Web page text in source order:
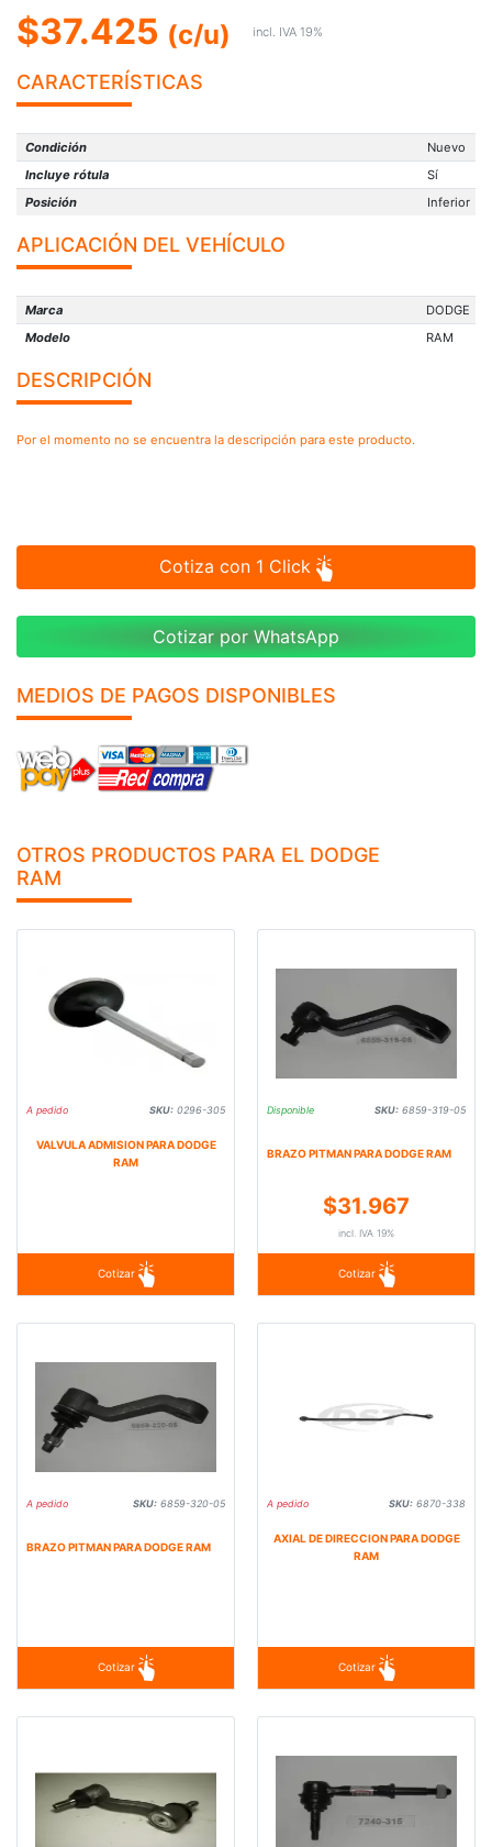
$37.425 (c/u) incl. IVA 19%
CARACTERÍSTICAS
Condición
Nuevo
Incluye rótula
Sí
Posición
Inferior
APLICACIÓN DEL VEHÍCULO
Marca
DODGE
Modelo
RAM
DESCRIPCIÓN
Por el momento no se encuentra la descripción para este producto.
Cotiza con 1 Click
Cotizar por WhatsApp
MEDIOS DE PAGOS DISPONIBLES
OTROS PRODUCTOS PARA EL DODGE
RAM
A pedido SKU: 0296-305
VALVULA ADMISION PARA DODGE
RAM
Cotizar
Disponible SKU: 6859-319-05
BRAZO PITMAN PARA DODGE RAM
$31.967
incl. IVA 19%
Cotizar
A pedido SKU: 6859-320-05
BRAZO PITMAN PARA DODGE RAM
Cotizar
A pedido SKU: 6870-338
AXIAL DE DIRECCION PARA DODGE
RAM
Cotizar